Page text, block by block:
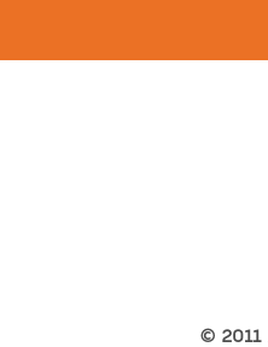
© 2011